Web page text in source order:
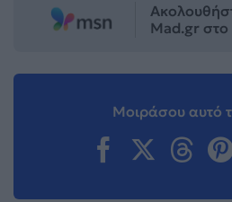
Mad.gr στο
Μοιράσου αυτό